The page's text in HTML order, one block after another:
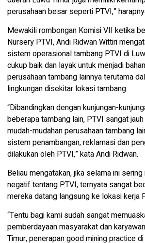
perusahaan besar seperti PTVI,”
Mewakili rombongan Komisi VII ketika
Nursery PTVI, Andi Ridwan Wittiri
sistem operasional tambang PTVI di
cukup baik dan layak untuk menjadi
perusahaan tambang lainnya terutama
lingkungan disekitar lokasi tambang.
“Dibandingkan dengan kunjungan-
beberapa tambang lain, PTVI sangat
mudah-mudahan perusahaan tambang
sistem penambangan, reklamasi dan
dilakukan oleh PTVI,” kata Andi Ridwan.
Beliau mengatakan, jika selama ini
negatif tentang PTVI, ternyata sangat
mereka datang langsung ke lokasi kerja
“Tentu bagi kami sudah sangat
pemberdayaan masyarakat dan
Timur, penerapan good mining practice